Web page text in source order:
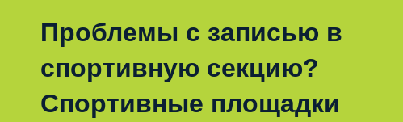
Проблемы с записью в
спортивную секцию?
Спортивные площадки